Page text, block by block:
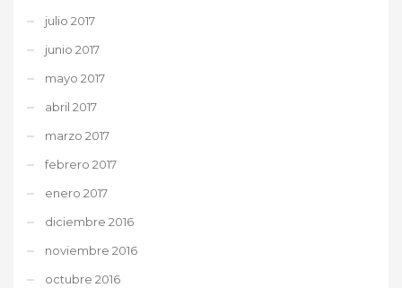
julio 2017
junio 2017
mayo 2017
abril 2017
marzo 2017
febrero 2017
enero 2017
diciembre 2016
noviembre 2016
octubre 2016